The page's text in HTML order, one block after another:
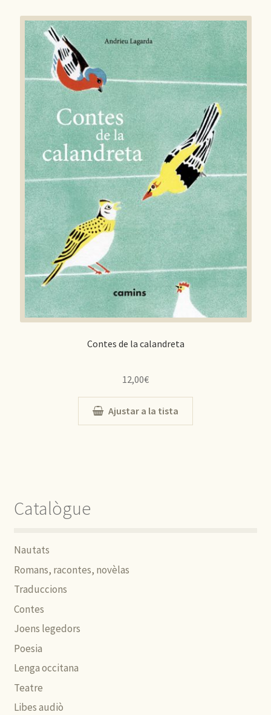
Contes de la calandreta
12,00€
Ajustar a la tista
Catalògue
Nautats
Romans, racontes, novèlas
Traduccions
Contes
Joens legedors
Poesia
Lenga occitana
Teatre
Libes audiò